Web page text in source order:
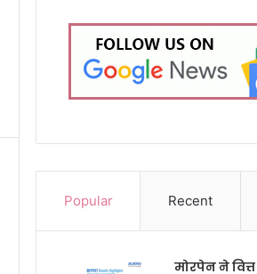
Popular Recent
मोरपेन ने